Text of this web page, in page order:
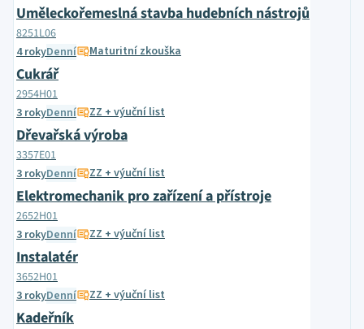
Uměleckořemeslná stavba hudebních nástrojů
8251L06
4 rokyDenní Maturitní zkouška
Cukrář
2954H01
3 rokyDenní ZZ + výuční list
Dřevařská výroba
3357E01
3 rokyDenní ZZ + výuční list
Elektromechanik pro zařízení a přístroje
2652H01
3 rokyDenní ZZ + výuční list
Instalatér
3652H01
3 rokyDenní ZZ + výuční list
Kadeřník